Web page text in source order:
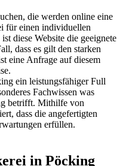
die werden online eine
für einen individuellen
diese Website die geeignete
dass es gilt den starken
eine Anfrage auf diesem
ein leistungsfähiger Full
Fachwissen was
betrifft. Mithilfe von
dass die angefertigten
erfüllen.
in Pöcking